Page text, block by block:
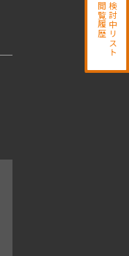
検討中リスト
閲覧履歴